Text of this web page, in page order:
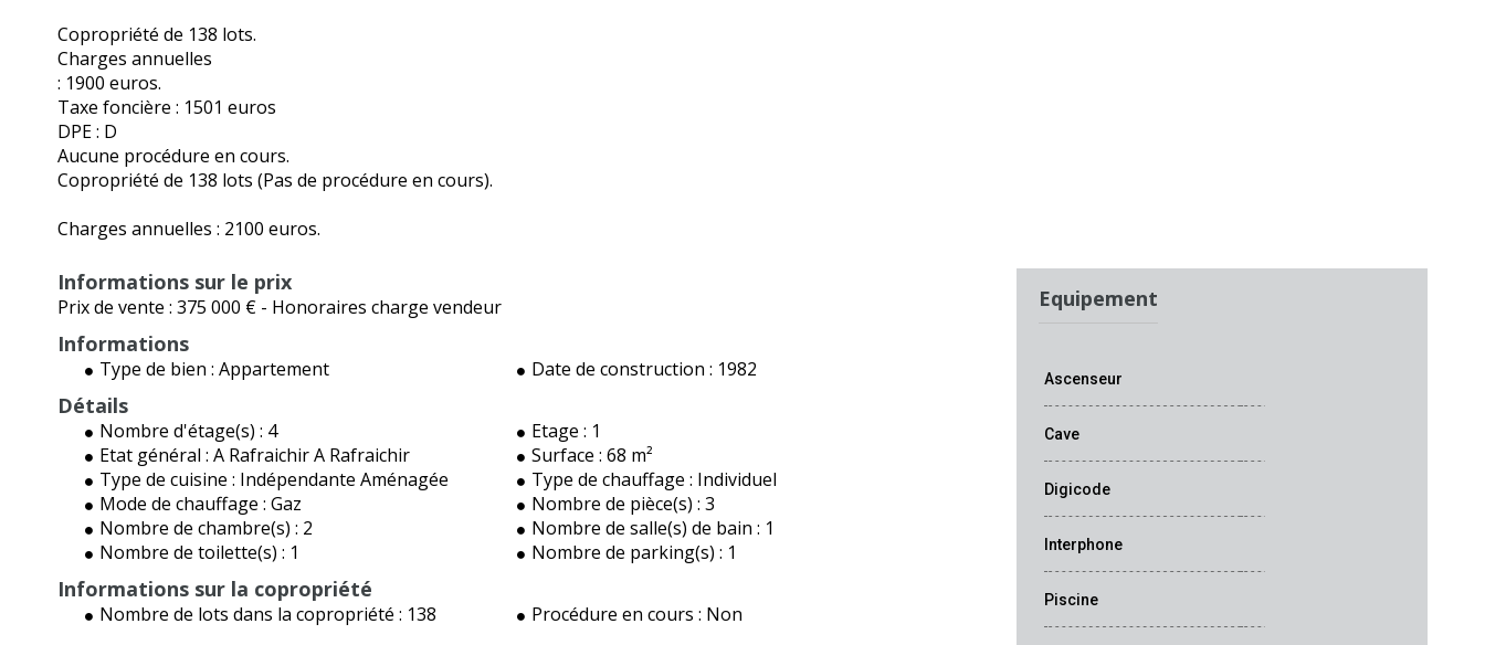
Copropriété de 138 lots.
Charges annuelles
: 1900 euros.
Taxe foncière : 1501 euros
DPE : D
Aucune procédure en cours.
Copropriété de 138 lots (Pas de procédure en cours).
Charges annuelles : 2100 euros.
Informations sur le prix
Prix de vente : 375 000 € - Honoraires charge vendeur
Informations
Type de bien : Appartement Date de construction : 1982
Détails
Nombre d'étage(s) : 4 Etage : 1
Etat général : A Rafraichir A Rafraichir Surface : 68 m²
Type de cuisine : Indépendante Aménagée Type de chauffage : Individuel
Mode de chauffage : Gaz Nombre de pièce(s) : 3
Nombre de chambre(s) : 2 Nombre de salle(s) de bain : 1
Nombre de toilette(s) : 1 Nombre de parking(s) : 1
Informations sur la copropriété
Nombre de lots dans la copropriété : 138 Procédure en cours : Non
Equipement
Ascenseur
Cave
Digicode
Interphone
Piscine